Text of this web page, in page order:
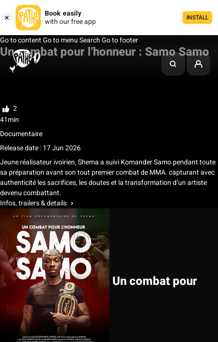
Book easily
with our free app
INSTALL
Go to contentGo to menuSearchGo to footer
Un combat pour l'honneur : Samo Samo
My list
2
41min
Documentaire
Release date : 17 Jun 2026
Jeune réalisateur ivoirien, Shema a suivi Komander Samo pendant toute
sa préparation avant son tout premier combat de MMA. capturant avec
authenticité les sacrifices, les doutes et la transformation d’un artiste
devenu combattant.
Infos, trailers & details
Un combat pour